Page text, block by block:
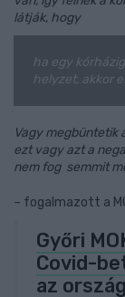
látják, hogy
ha egy
helyzet, akkor
Vagy megbüntetik
ezt vagy azt a
nem fog semmit
– fogalmazott a
Győri
Covid-
az